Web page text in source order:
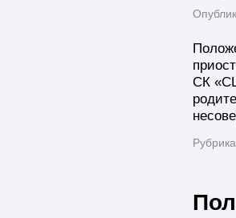
СК